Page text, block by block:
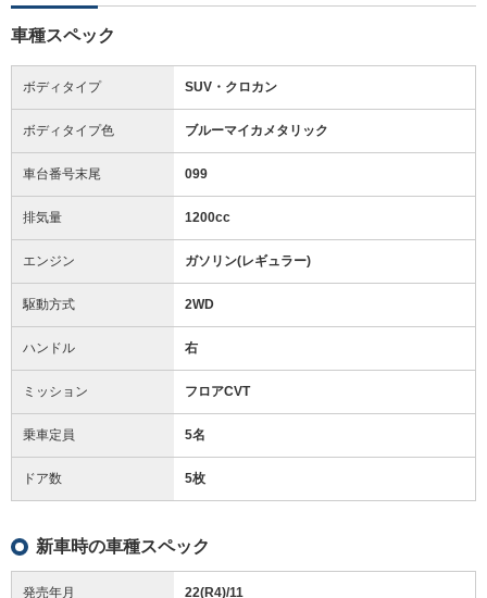
車種スペック
ボディタイプ SUV・クロカン
ボディタイプ色 ブルーマイカメタリック
車台番号末尾 099
排気量 1200cc
エンジン ガソリン(レギュラー)
駆動方式 2WD
ハンドル 右
ミッション フロアCVT
乗車定員 5名
ドア数 5枚
新車時の車種スペック
発売年月 22(R4)/11